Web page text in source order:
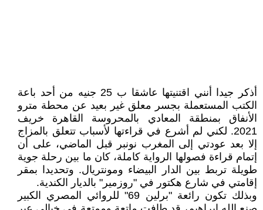
أذكر جيدا أنني اقتنيتها عاشقا ب 25 جنيه من أحد باعة
الكتب المستعملة بجسر معلق غير بعيد عن محطة مترو
الأنفاق بمنطقة المعادي بالمحروسة القاهرة خريف
2021. لكني لم أشرع في قراءتها لأسباب تتعلق بالمزاج
إلا بعد عودتي إلى المغرب نونبر قبل الماضي، على أن
إتمام قراءة فصولها الرواية كاملة، كان ما بين رحلة جوية
طويلة تربط بين الدار البيضاء ومونتريال. وتحديدا بمقر
إقامتي في شارع هكتور في "روزمير" بالديار الكندية.
وبذلك تكون رائعة "برلين 69" للروائي المصري الكبير